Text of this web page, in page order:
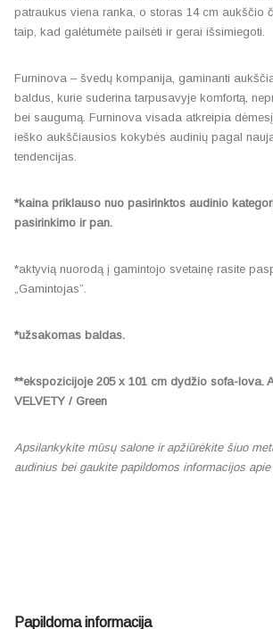
patraukus viena ranka, o storas 14 cm aukščio
taip, kad galėtumėte pailsėti ir gerai išsimiegoti.
Furninova – švedų kompanija, gaminanti
baldus, kurie suderina tarpusavyje komfortą,
bei saugumą. Furninova visada atkreipia
ieško aukščiausios kokybės audinių pagal
tendencijas.
*kaina priklauso nuo pasirinktos audinio
pasirinkimo ir pan.
*aktyvią nuorodą į gamintojo svetainę rasite
„Gamintojas”.
*užsakomas baldas.
**ekspozicijoje 205 x 101 cm dydžio sofa-lova.
VELVETY / Green
Apsilankykite mūsų salone ir apžiūrėkite šiuo
audinius bei gaukite papildomos informacijos apie
Papildoma informacija